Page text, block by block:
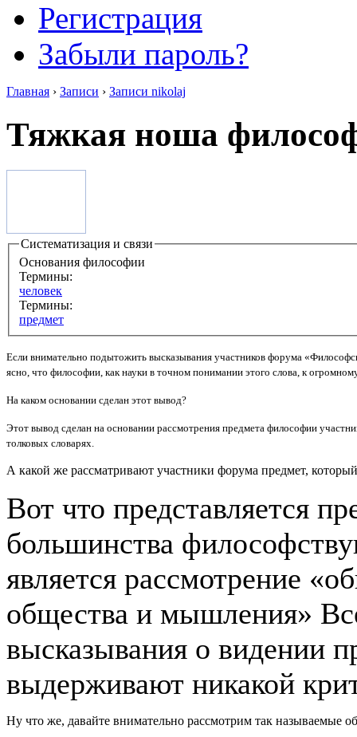
Регистрация
Забыли пароль?
Главная › Записи › Записи nikolaj
Тяжкая ноша
Систематизация и связи
Основания философии
Термины:
человек
Термины:
предмет
Если внимательно подытожить высказывания участников форума
ясно, что философии, как науки в точном понимании этого слова, к
На каком основании сделан этот вывод?
Этот вывод сделан на основании рассмотрения предмета философии
толковых словарях.
А какой же рассматривают участники форума предмет,
Вот что представляется
большинства
является рассмотрение
общества и мышления»
высказывания о видении
выдерживают никакой
Ну что же, давайте внимательно рассмотрим так называемые